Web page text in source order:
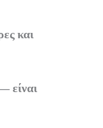
και
είναι